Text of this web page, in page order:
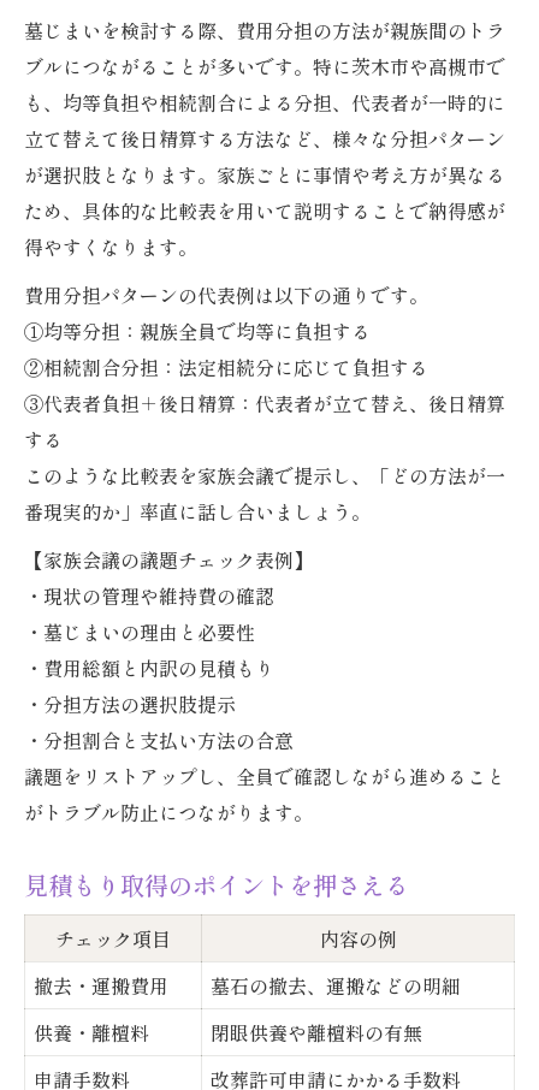
墓じまいを検討する際、費用分担の方法が親族間のトラ
ブルにつながることが多いです。特に茨木市や高槻市で
も、均等負担や相続割合による分担、代表者が一時的に
立て替えて後日精算する方法など、様々な分担パターン
が選択肢となります。家族ごとに事情や考え方が異なる
ため、具体的な比較表を用いて説明することで納得感が
得やすくなります。
費用分担パターンの代表例は以下の通りです。
①均等分担：親族全員で均等に負担する
②相続割合分担：法定相続分に応じて負担する
③代表者負担＋後日精算：代表者が立て替え、後日精算
する
このような比較表を家族会議で提示し、「どの方法が一
番現実的か」率直に話し合いましょう。
【家族会議の議題チェック表例】
・現状の管理や維持費の確認
・墓じまいの理由と必要性
・費用総額と内訳の見積もり
・分担方法の選択肢提示
・分担割合と支払い方法の合意
議題をリストアップし、全員で確認しながら進めること
がトラブル防止につながります。
見積もり取得のポイントを押さえる
チェック項目
内容の例
撤去・運搬費用
墓石の撤去、運搬などの明細
供養・離檀料
閉眼供養や離檀料の有無
申請手数料
改葬許可申請にかかる手数料